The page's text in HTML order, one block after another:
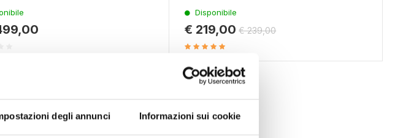
degli annunci Informazioni sui cookie
Disponibile
€ 219,00 € 239,00